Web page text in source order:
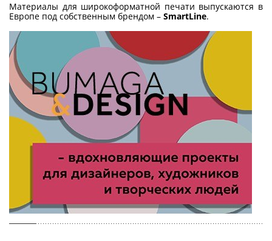
Материалы для широкоформатной печати выпускаются в
Европе под собственным брендом – SmartLine.